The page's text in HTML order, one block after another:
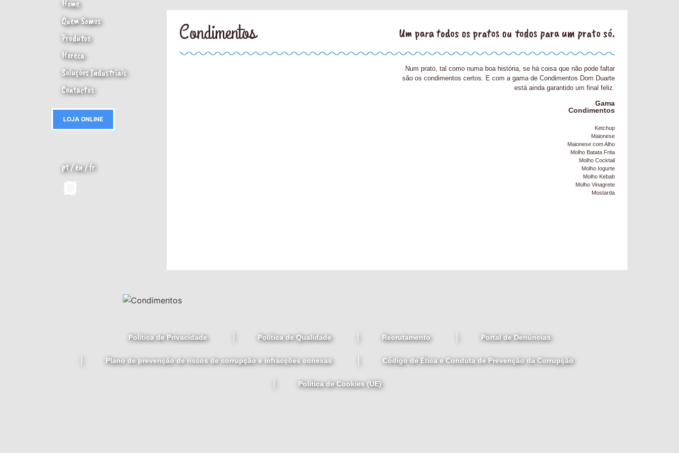
Home
Quem Somos
Produtos
Horeca
Soluções Industriais
Contactos
LOJA ONLINE
pt/en/fr
Condimentos Um para todos os pratos ou todos para um prato só.
Num prato, tal como numa boa história, se há coisa que não pode faltar
são os condimentos certos. E com a gama de Condimentos Dom Duarte
está ainda garantido um final feliz.
Gama
Condimentos
Ketchup
Maionese
Maionese com Alho
Molho Batata Frita
Molho Cocktail
Molho Iogurte
Molho Kebab
Molho Vinagrete
Mostarda
Política de Privacidade Política de Qualidade Recrutamento Portal de Denúncias
Plano de prevenção de riscos de corrupção e infracções conexas Código de Ética e Conduta de Prevenção da Corrupção
Política de Cookies (UE)